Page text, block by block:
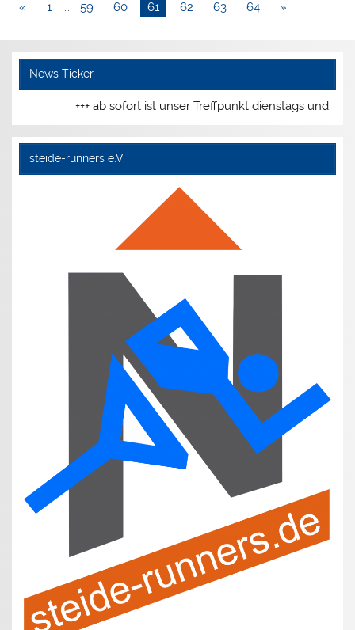
« 1 … 59 60 61 62 63 64 »
News Ticker
+++ ab sofort ist unser Treffpunkt dienstags und
steide-runners e.V.